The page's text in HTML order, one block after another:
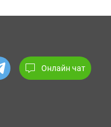
Онлайн чат